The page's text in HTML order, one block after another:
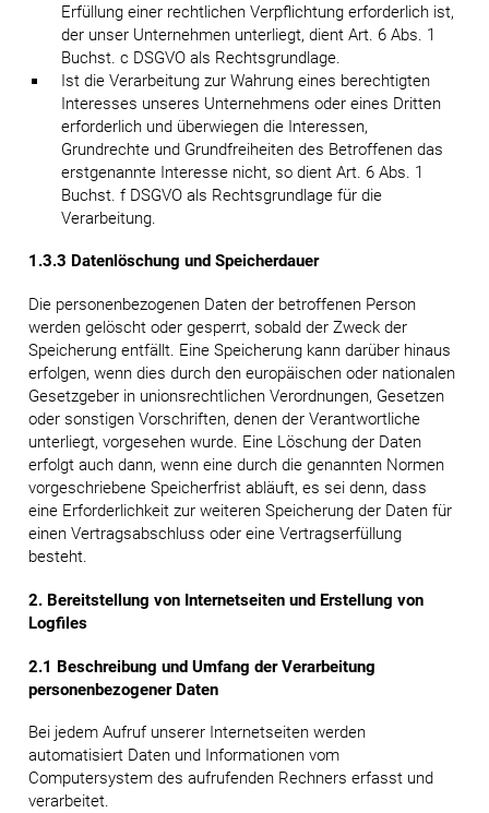
Erfüllung einer rechtlichen Verpflichtung erforderlich ist,
der unser Unternehmen unterliegt, dient Art. 6 Abs. 1
Buchst. c DSGVO als Rechtsgrundlage.
Ist die Verarbeitung zur Wahrung eines berechtigten
Interesses unseres Unternehmens oder eines Dritten
erforderlich und überwiegen die Interessen,
Grundrechte und Grundfreiheiten des Betroffenen das
erstgenannte Interesse nicht, so dient Art. 6 Abs. 1
Buchst. f DSGVO als Rechtsgrundlage für die
Verarbeitung.
1.3.3 Datenlöschung und Speicherdauer
Die personenbezogenen Daten der betroffenen Person
werden gelöscht oder gesperrt, sobald der Zweck der
Speicherung entfällt. Eine Speicherung kann darüber hinaus
erfolgen, wenn dies durch den europäischen oder nationalen
Gesetzgeber in unionsrechtlichen Verordnungen, Gesetzen
oder sonstigen Vorschriften, denen der Verantwortliche
unterliegt, vorgesehen wurde. Eine Löschung der Daten
erfolgt auch dann, wenn eine durch die genannten Normen
vorgeschriebene Speicherfrist abläuft, es sei denn, dass
eine Erforderlichkeit zur weiteren Speicherung der Daten für
einen Vertragsabschluss oder eine Vertragserfüllung
besteht.
2. Bereitstellung von Internetseiten und Erstellung von
Logfiles
2.1 Beschreibung und Umfang der Verarbeitung
personenbezogener Daten
Bei jedem Aufruf unserer Internetseiten werden
automatisiert Daten und Informationen vom
Computersystem des aufrufenden Rechners erfasst und
verarbeitet.